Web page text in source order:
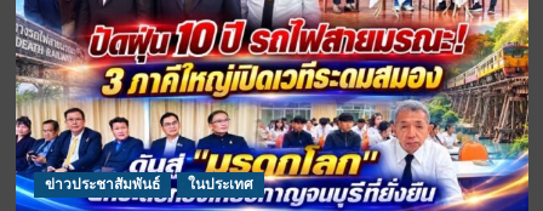
ข่าวประชาสัมพันธ์ ในประเทศ